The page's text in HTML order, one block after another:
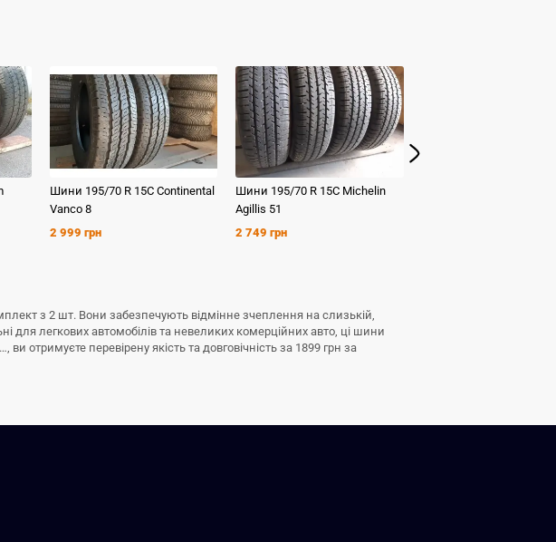
Шини 195/70 R 15C Continental
Vanco 8
2 999 грн
Шини 195/70 R 15C Michelin
Agillis 51
2 749 грн
з 2 шт. Вони забезпечують відмінне зчеплення на слизькій,
для легкових автомобілів та невеликих комерційних авто, ці шини
отримуєте перевірену якість та довговічність за 1899 грн за